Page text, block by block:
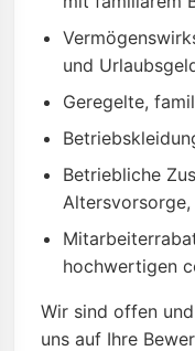
und
Geregelte,
Betriebliche
Altersvorsorge,
hochwertigen
Wir sind offen
uns auf Ihre